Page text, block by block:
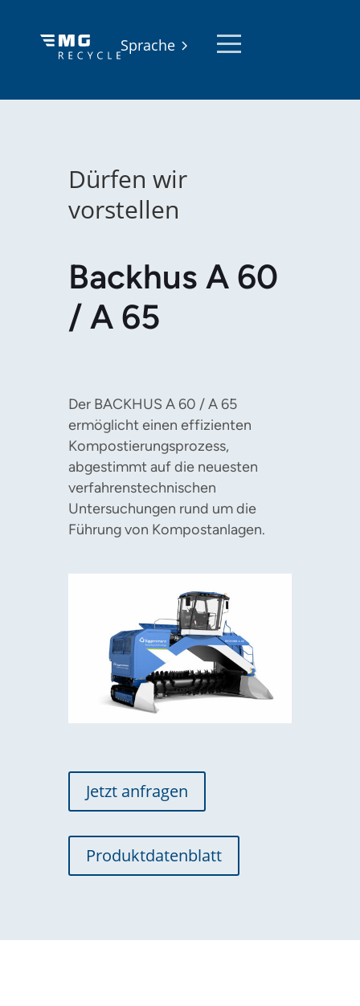
Sprache
Dürfen wir
vorstellen
Backhus A 60
/ A 65
Der BACKHUS A 60 / A 65
ermöglicht einen effizienten
Kompostierungsprozess,
abgestimmt auf die neuesten
verfahrenstechnischen
Untersuchungen rund um die
Führung von Kompostanlagen.
Jetzt anfragen
Produktdatenblatt